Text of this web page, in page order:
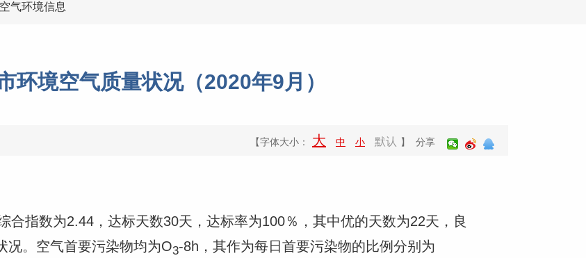
空气环境信息
环境空气质量状况（2020年9月）
【字体大小： 大 中 小 默认 】 分享
指数为2.44，达标天数30天，达标率为100％，其中优的天数为22天，良
况。空气首要污染物均为O3-8h，其作为每日首要污染物的比例分别为